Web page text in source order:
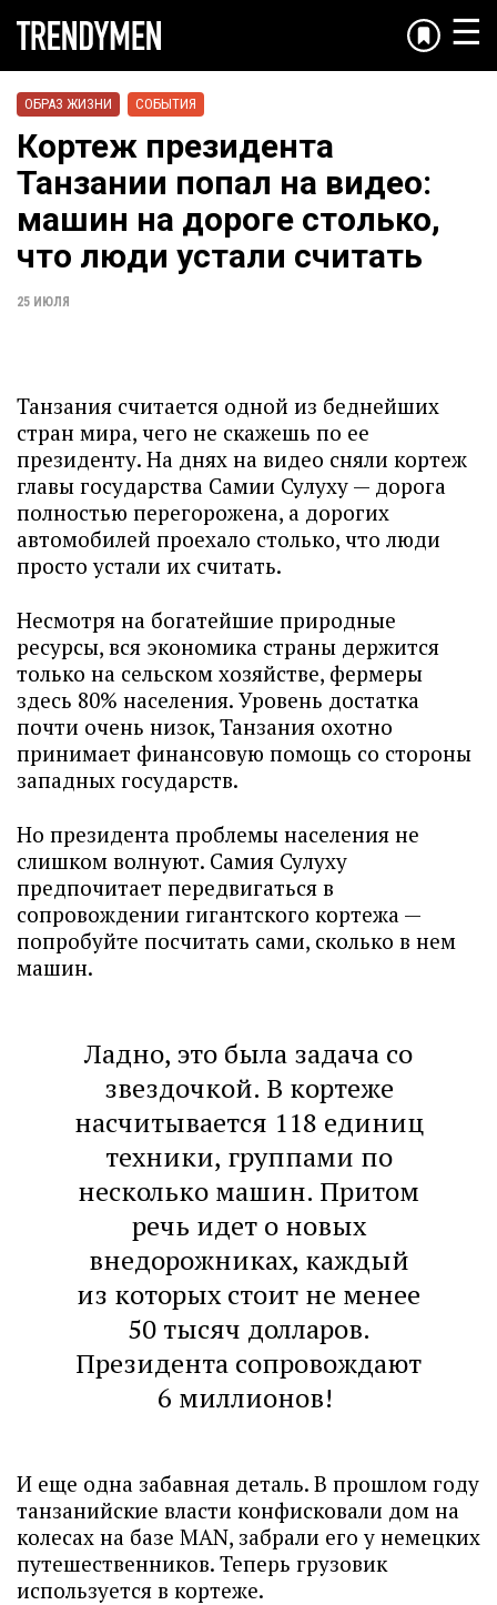
☰
ОБРАЗ ЖИЗНИ СОБЫТИЯ
Кортеж президента
Танзании попал на видео:
машин на дороге столько,
что люди устали считать
25 ИЮЛЯ
Танзания считается одной из беднейших
стран мира, чего не скажешь по ее
президенту. На днях на видео сняли кортеж
главы государства Самии Сулуху — дорога
полностью перегорожена, а дорогих
автомобилей проехало столько, что люди
просто устали их считать.
Несмотря на богатейшие природные
ресурсы, вся экономика страны держится
только на сельском хозяйстве, фермеры
здесь 80% населения. Уровень достатка
почти очень низок, Танзания охотно
принимает финансовую помощь со стороны
западных государств.
Но президента проблемы населения не
слишком волнуют. Самия Сулуху
предпочитает передвигаться в
сопровождении гигантского кортежа —
попробуйте посчитать сами, сколько в нем
машин.
Ладно, это была задача со
звездочкой. В кортеже
насчитывается 118 единиц
техники, группами по
несколько машин. Притом
речь идет о новых
внедорожниках, каждый
из которых стоит не менее
50 тысяч долларов.
Президента сопровождают
6 миллионов!
И еще одна забавная деталь. В прошлом году
танзанийские власти конфисковали дом на
колесах на базе MAN, забрали его у немецких
путешественников. Теперь грузовик
используется в кортеже.